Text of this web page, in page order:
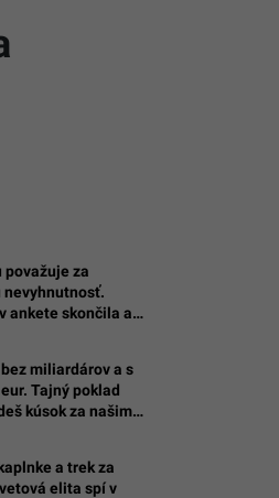
považuje za
ankete skončila až
miliardárov a s
Tajný poklad
kúsok za našimi
a trek za
elita spí v